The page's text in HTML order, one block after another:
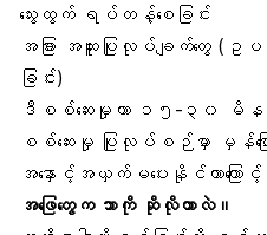
သွေးထွက် ရပ်တန့်စေခြင်း
အခြား အထူးပြုလုပ်ချက်တွေ (ဥပ
ခြင်း)
ဒီစစ်ဆေးမှုဟာ ၁၅-၃၀ မိန
စစ်ဆေးမှု ပြုလုပ်စဉ်မှာ မှန်ပ
အနှောင့်အယှက်မပေးနိုင်တာကြ
အဖြေတွေက ဘာကို ဆိုလိုတာလဲ။